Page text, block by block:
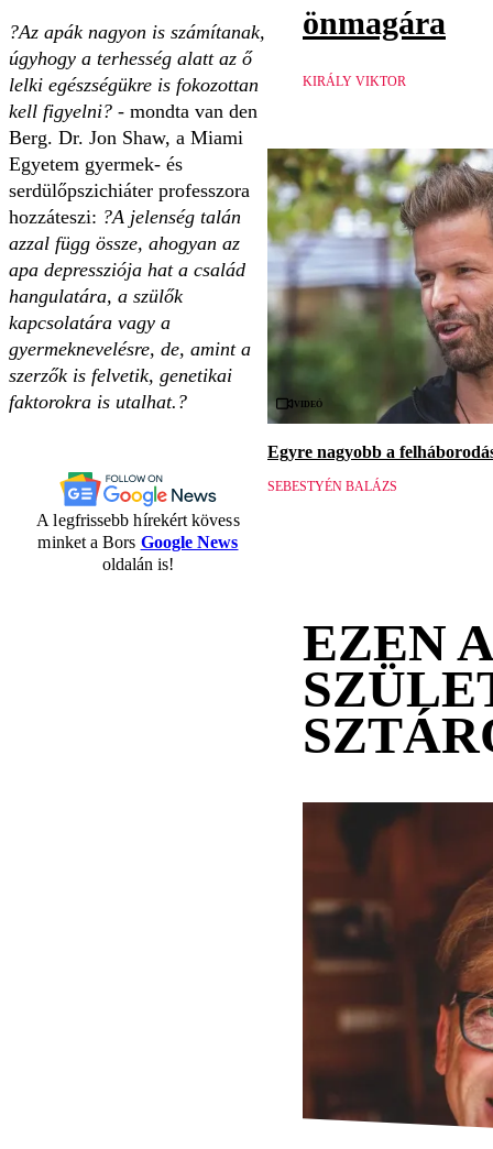
?Az apák nagyon is számítanak,
úgyhogy a terhesség alatt az ő
lelki egészségükre is fokozottan
kell figyelni? - mondta van den
Berg. Dr. Jon Shaw, a Miami
Egyetem gyermek- és
serdülőpszichiáter professzora
hozzáteszi: ?A jelenség talán
azzal függ össze, ahogyan az
apa depressziója hat a család
hangulatára, a szülők
kapcsolatára vagy a
gyermeknevelésre, de, amint a
szerzők is felvetik, genetikai
faktorokra is utalhat.?
A legfrissebb hírekért kövess
minket a Bors Google News
oldalán is!
önmagára
KIRÁLY VIKTOR
Videó
Egyre nagyobb a
SEBESTYÉN BALÁZS
EZEN